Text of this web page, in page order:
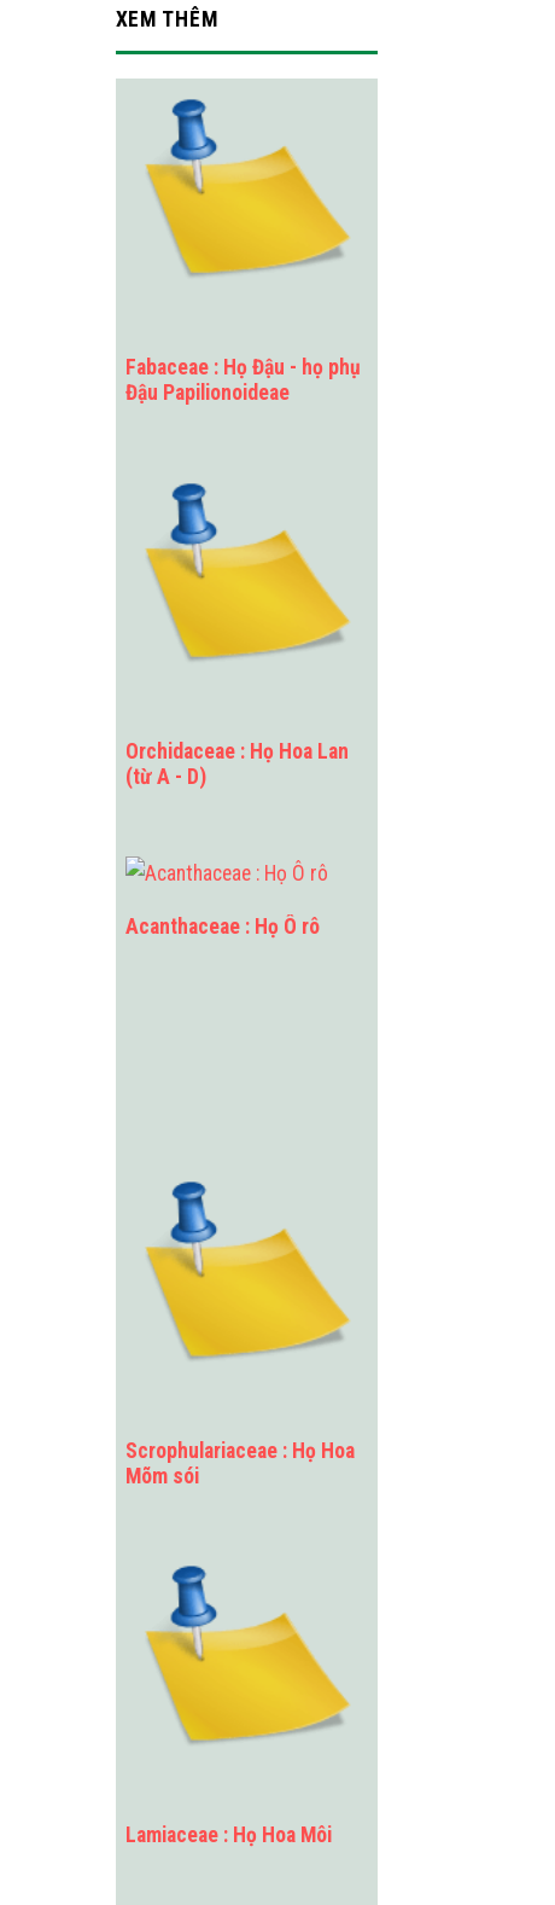
XEM THÊM
Fabaceae : Họ Đậu - họ phụ
Đậu Papilionoideae
Orchidaceae : Họ Hoa Lan
(từ A - D)
Acanthaceae : Họ Ô rô
Scrophulariaceae : Họ Hoa
Mõm sói
Lamiaceae : Họ Hoa Môi